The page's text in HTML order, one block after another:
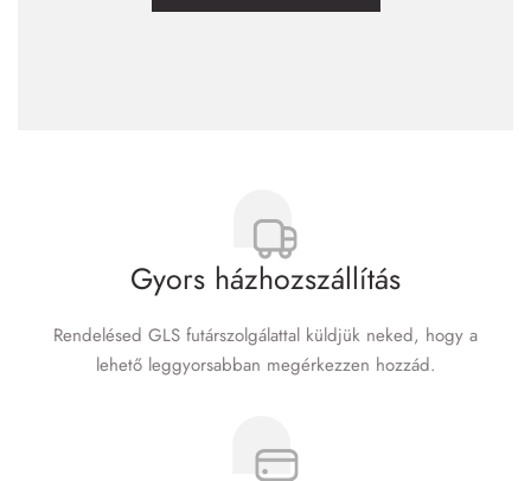
Gyors házhozszállítás
Rendelésed GLS futár­szolgálattal küldjük neked, hogy a
lehető leggyorsabban megérkezzen hozzád.